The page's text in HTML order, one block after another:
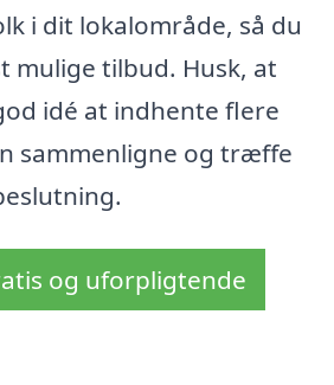
i dit lokalområde, så du
mulige tilbud. Husk, at
idé at indhente flere
sammenligne og træffe
og uforpligtende